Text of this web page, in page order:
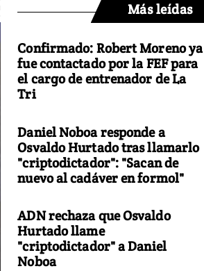
Más leídas
Confirmado: Robert Moreno ya
fue contactado por la FEF para
el cargo de entrenador de La
Tri
Daniel Noboa responde a
Osvaldo Hurtado tras llamarlo
"criptodictador": "Sacan de
nuevo al cadáver en formol"
ADN rechaza que Osvaldo
Hurtado llame
"criptodictador" a Daniel
Noboa